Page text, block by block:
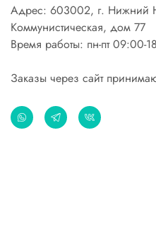
Адрес: 603002, г. Нижний
Коммунистическая, дом 77
Время работы: пн-пт 09:00-
Заказы через сайт